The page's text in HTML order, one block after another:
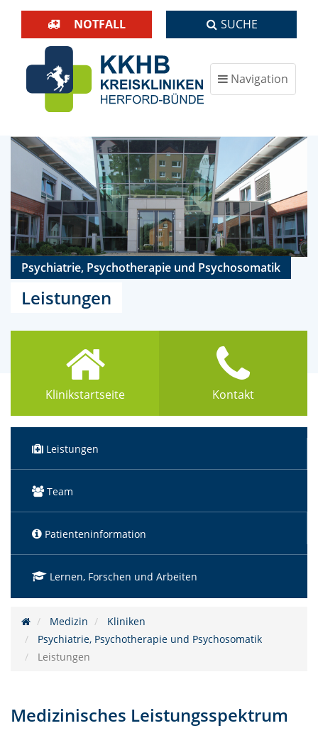
NOTFALL SUCHE
Navigation
ein-/ausblenden
Psychiatrie, Psychotherapie und Psychosomatik
Leistungen
Klinikstartseite Kontakt
Leistungen
Team
Patienteninformation
Lernen, Forschen und Arbeiten
Medizin
Kliniken
Psychiatrie, Psychotherapie und Psychosomatik
Leistungen
Medizinisches Leistungsspektrum